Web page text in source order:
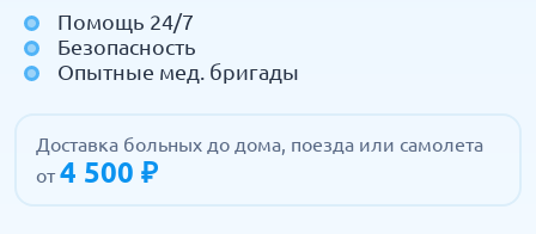
Помощь 24/7
Безопасность
Опытные мед. бригады
Доставка больных до дома, поезда или самолета
от4 500 ₽